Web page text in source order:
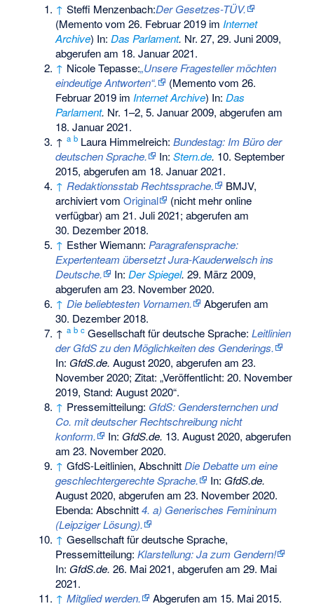
↑ Steffi Menzenbach:Der Gesetzes-TÜV.
(Mementovom 26. Februar 2019 im Internet
Archive) In:Das Parlament. Nr. 27, 29. Juni 2009,
abgerufen am 18. Januar 2021.
↑ Nicole Tepasse:„Unsere Fragesteller möchten
eindeutige Antworten“.
(Mementovom 26.
Februar 2019 im Internet Archive) In:Das
Parlament. Nr. 1–2, 5. Januar 2009, abgerufen am
18. Januar 2021.
↑a b Laura Himmelreich:Bundestag: Im Büro der
deutschen Sprache.
In:Stern.de. 10. September
2015, abgerufen am 18. Januar 2021.
↑ Redaktionsstab Rechtssprache. BMJV,
archiviert vomOriginal
(nicht mehr online
verfügbar) am21. Juli 2021; abgerufen am
30. Dezember 2018.
↑ Esther Wiemann: Paragrafensprache:
Expertenteam übersetzt Jura-Kauderwelsch ins
Deutsche.
In:Der Spiegel. 29. März 2009,
abgerufen am 23. November 2020.
↑ Die beliebtesten Vornamen.
Abgerufen am
30. Dezember 2018.
↑a b c Gesellschaft für deutsche Sprache:Leitlinien
der GfdS zu den Möglichkeiten des Genderings.
In: GfdS.de. August 2020, abgerufen am 23.
November 2020; Zitat: „Veröffentlicht: 20. November
2019, Stand: August 2020“.
↑ Pressemitteilung: GfdS: Gendersternchen und
Co. mit deutscher Rechtschreibung nicht
konform.
In: GfdS.de. 13. August 2020, abgerufen
am 23. November 2020.
↑ GfdS-Leitlinien, Abschnitt Die Debatte um eine
geschlechtergerechte Sprache.
In: GfdS.de.
August 2020, abgerufen am 23. November 2020.
Ebenda: Abschnitt4. a) Generisches Femininum
(Leipziger Lösung).
↑ Gesellschaft für deutsche Sprache,
Pressemitteilung:Klarstellung: Ja zum Gendern!
In: GfdS.de. 26. Mai 2021, abgerufen am 29. Mai
2021.
↑ Mitglied werden. Abgerufen am 15. Mai 2015.